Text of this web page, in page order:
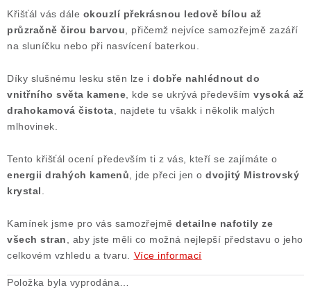
Křišťál vás dále okouzlí překrásnou ledově bílou až
průzračně čirou barvou , přičemž nejvíce samozřejmě zazáří
na sluníčku nebo při nasvícení baterkou.
Díky slušnému lesku stěn lze i dobře nahlédnout do
vnitřního světa kamene , kde se ukrývá především vysoká až
drahokamová čistota , najdete tu všakk i několik malých
mlhovinek.
Tento křišťál ocení především ti z vás, kteří se zajímáte o
energii drahých kamenů , jde přeci jen o dvojitý Mistrovský
krystal
Kamínek jsme pro vás samozřejmě detailne nafotily ze
všech stran , aby jste měli co možná nejlepší představu o jeho
celkovém vzhledu a tvaru.
Více informací
Položka byla vyprodána…